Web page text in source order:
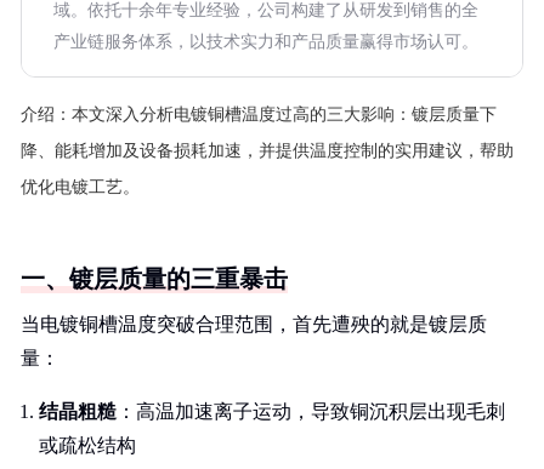
域。依托十余年专业经验，公司构建了从研发到销售的全
产业链服务体系，以技术实力和产品质量赢得市场认可。
介绍： 本文深入分析电镀铜槽温度过高的三大影响：镀层质量下
降、能耗增加及设备损耗加速，并提供温度控制的实用建议，帮助
优化电镀工艺。
一、镀层质量的三重暴击
当电镀铜槽温度突破合理范围，首先遭殃的就是镀层质
量：
结晶粗糙 ：高温加速离子运动，导致铜沉积层出现毛刺
或疏松结构